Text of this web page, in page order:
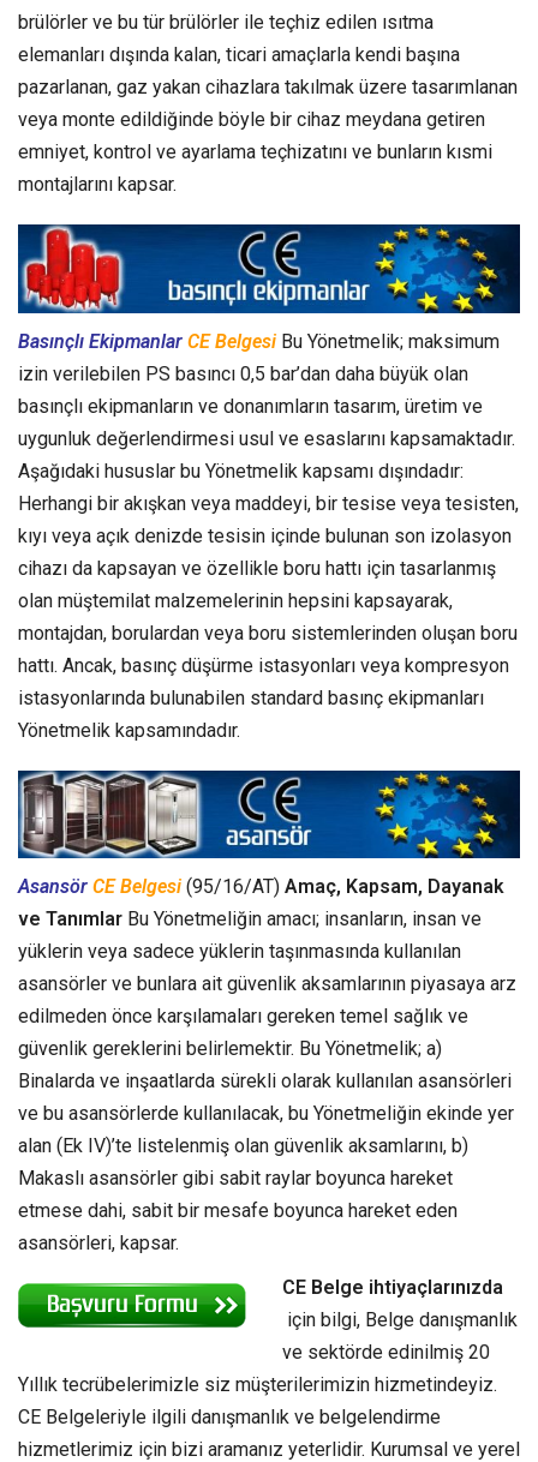
brülörler ve bu tür brülörler ile teçhiz edilen ısıtma
elemanları dışında kalan, ticari amaçlarla kendi başına
pazarlanan, gaz yakan cihazlara takılmak üzere tasarımlanan
veya monte edildiğinde böyle bir cihaz meydana getiren
emniyet, kontrol ve ayarlama teçhizatını ve bunların kısmi
montajlarını kapsar.
Basınçlı Ekipmanlar CE Belgesi Bu Yönetmelik; maksimum
izin verilebilen PS basıncı 0,5 bar’dan daha büyük olan
basınçlı ekipmanların ve donanımların tasarım, üretim ve
uygunluk değerlendirmesi usul ve esaslarını kapsamaktadır.
Aşağıdaki hususlar bu Yönetmelik kapsamı dışındadır:
Herhangi bir akışkan veya maddeyi, bir tesise veya tesisten,
kıyı veya açık denizde tesisin içinde bulunan son izolasyon
cihazı da kapsayan ve özellikle boru hattı için tasarlanmış
olan müştemilat malzemelerinin hepsini kapsayarak,
montajdan, borulardan veya boru sistemlerinden oluşan boru
hattı. Ancak, basınç düşürme istasyonları veya kompresyon
istasyonlarında bulunabilen standard basınç ekipmanları
Yönetmelik kapsamındadır.
Asansör CE Belgesi (95/16/AT) Amaç, Kapsam, Dayanak
ve Tanımlar Bu Yönetmeliğin amacı; insanların, insan ve
yüklerin veya sadece yüklerin taşınmasında kullanılan
asansörler ve bunlara ait güvenlik aksamlarının piyasaya arz
edilmeden önce karşılamaları gereken temel sağlık ve
güvenlik gereklerini belirlemektir. Bu Yönetmelik; a)
Binalarda ve inşaatlarda sürekli olarak kullanılan asansörleri
ve bu asansörlerde kullanılacak, bu Yönetmeliğin ekinde yer
alan (Ek IV)’te listelenmiş olan güvenlik aksamlarını, b)
Makaslı asansörler gibi sabit raylar boyunca hareket
etmese dahi, sabit bir mesafe boyunca hareket eden
asansörleri, kapsar.
CE Belge ihtiyaçlarınızda
için bilgi, Belge danışmanlık
ve sektörde edinilmiş 20
Yıllık tecrübelerimizle siz müşterilerimizin hizmetindeyiz.
CE Belgeleriyle ilgili danışmanlık ve belgelendirme
hizmetlerimiz için bizi aramanız yeterlidir. Kurumsal ve yerel